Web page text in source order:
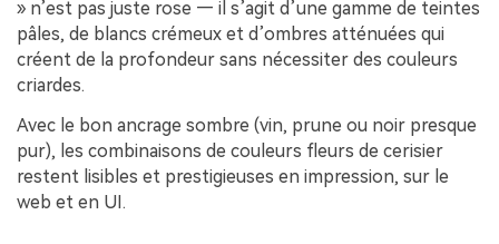
» n’est pas juste rose — il s’agit d’une gamme de teintes
pâles, de blancs crémeux et d’ombres atténuées qui
créent de la profondeur sans nécessiter des couleurs
criardes.
Avec le bon ancrage sombre (vin, prune ou noir presque
pur), les combinaisons de couleurs fleurs de cerisier
restent lisibles et prestigieuses en impression, sur le
web et en UI.